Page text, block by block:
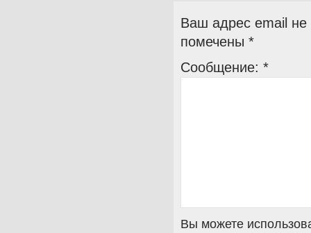
Ваш адрес email не
помечены *
Сообщение: *
Вы можете